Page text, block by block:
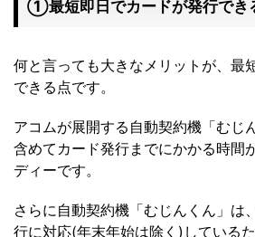
①最短即日でカードが発行でき
何と言っても大きなメリットが、最
できる点です。
アコムが展開する自動契約機「むじ
含めてカード発行までにかかる時間
ディーです。
さらに自動契約機「むじんくん」は
行に対応(年末年始は除く)している